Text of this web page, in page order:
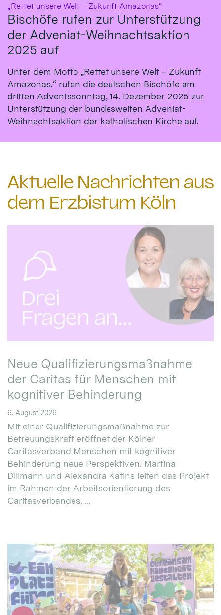
„Rettet unsere Welt – Zukunft Amazonas“
Bischöfe rufen zur Unterstützung
der Adveniat-Weihnachtsaktion
2025 auf
Unter dem Motto „Rettet unsere Welt – Zukunft
Amazonas.“ rufen die deutschen Bischöfe am
dritten Adventssonntag, 14. Dezember 2025 zur
Unterstützung der bundesweiten Adveniat-
Weihnachtsaktion der katholischen Kirche auf.
Aktuelle Nachrichten aus
dem Erzbistum Köln
Neue Qualifizierungsmaßnahme
der Caritas für Menschen mit
kognitiver Behinderung
6. August 2026
Mit einer Qualifizierungsmaßnahme zur
Betreuungskraft eröffnet der Kölner
Caritasverband Menschen mit kognitiver
Behinderung neue Perspektiven. Martina
Dillmann und Alexandra Katins leiten das Projekt
im Rahmen der Arbeitsorientierung des
Caritasverbandes. ...